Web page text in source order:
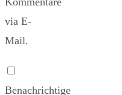
via E-
Mail.
Benachrichtige